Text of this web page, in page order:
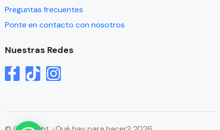
Preguntas frecuentes
Ponte en contacto con nosotros
Nuestras Redes